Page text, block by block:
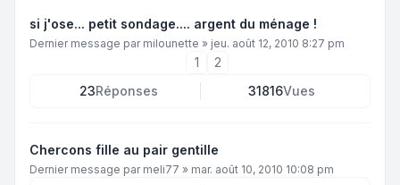
si j'ose... petit sondage.... argent du ménage !
Dernier message par milounette » jeu. août 12, 2010 8:27 pm
1
2
23Réponses 31816Vues
Chercons fille au pair gentille
Dernier message par meli77 » mar. août 10, 2010 10:08 pm